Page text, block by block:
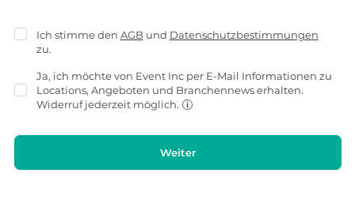
Ich stimme den AGB und Datenschutzbestimmungen
zu.
Ja, ich möchte von Event Inc per E-Mail Informationen zu
Locations, Angeboten und Branchennews erhalten.
Widerruf jederzeit möglich.
Weiter